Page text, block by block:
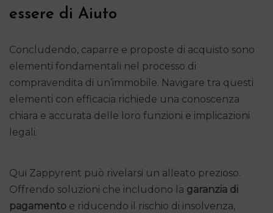
essere di Aiuto
Concludendo, caparre e proposte di acquisto sono
elementi fondamentali nel processo di
compravendita di un’immobile. Navigare tra questi
elementi con efficacia richiede una conoscenza
chiara e accurata delle loro funzioni e implicazioni
legali.
Qui Zappyrent può rivelarsi un alleato prezioso.
Offrendo soluzioni che includono la garanzia di
pagamento e riducendo il rischio di insolvenza,